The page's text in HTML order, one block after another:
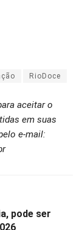
RioDoce
aceitar o
em suas
e-mail:
pode ser